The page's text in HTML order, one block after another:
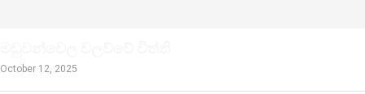
October 12, 2025